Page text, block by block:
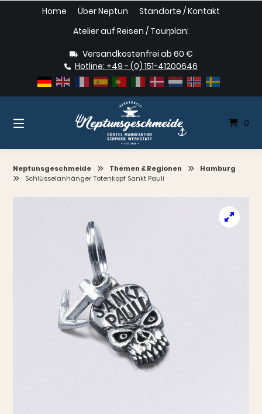
Home Über Neptun
Standorte / Kontakt
Atelier auf Reisen / Tourplan:
Versandkostenfrei ab 60 €
Hotline: +49 - (0) 151-41200646
0
Neptunsgeschmeide Themen & Regionen
Hamburg
Schlüsselanhänger Totenkopf Sankt Pauli